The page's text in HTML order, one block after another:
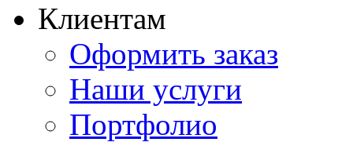
Клиентам
Оформить заказ
Наши услуги
Портфолио